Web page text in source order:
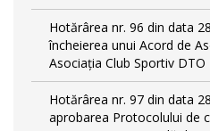
Hotărârea nr. 96 din data
încheierea unui Acord de
Asociația Club Sportiv DTO
Hotărârea nr. 97 din data
aprobarea Protocolului de